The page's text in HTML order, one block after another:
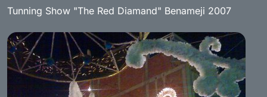
Tunning Show "The Red Diamand" Benameji 2007